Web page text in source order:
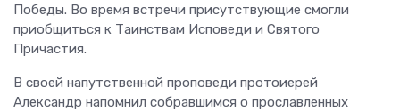
Победы. Во время встречи присутствующие смогли
приобщиться к Таинствам Исповеди и Святого
Причастия.
В своей напутственной проповеди протоиерей
Александр напомнил собравшимся о прославленных